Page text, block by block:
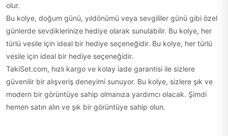
olur.
Bu kolye, doğum günü, yıldönümü veya sevgililer günü gibi özel
günlerde sevdiklerinize hediye olarak sunulabilir. Bu kolye, her
türlü vesile için ideal bir hediye seçeneğidir. Bu kolye, her türlü
vesile için ideal bir hediye seçeneğidir.
TakiSet.com, hızlı kargo ve kolay iade garantisi ile sizlere
güvenilir bir alışveriş deneyimi sunuyor. Bu kolye, sizlere şık ve
modern bir görüntüye sahip olmanıza yardımcı olacak. Şimdi
hemen satın alın ve şık bir görüntüye sahip olun.